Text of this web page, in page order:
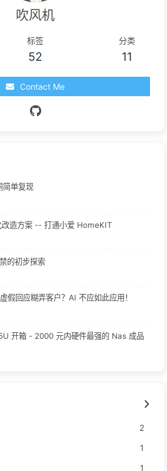
吹风机
标签
52
分类
11
Contact Me
简单复现
改造方案 -- 打通小爱 HomeKIT
的初步探索
假回应糊弄客户？AI 不应如此应用！
开箱 - 2000 元内硬件最强的 Nas 成品
2
1
1